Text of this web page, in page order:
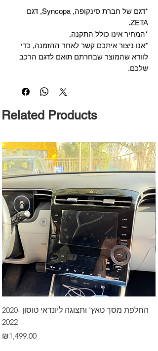
*דגם של חברת סינקופה, Syncopa, דגם
ZETA.
*המחיר אינו כולל התקנה.
*אנו ניצור איתכם קשר לאחר ההזמנה, כדי
לוודא שהמוצר שבחרתם תואם לדגם הרכב
שלכם.
Related Products
החלפת מסך טאץ' ותצוגה ליונדאי טוסון 2020-
2022
Price
₪1,499.00